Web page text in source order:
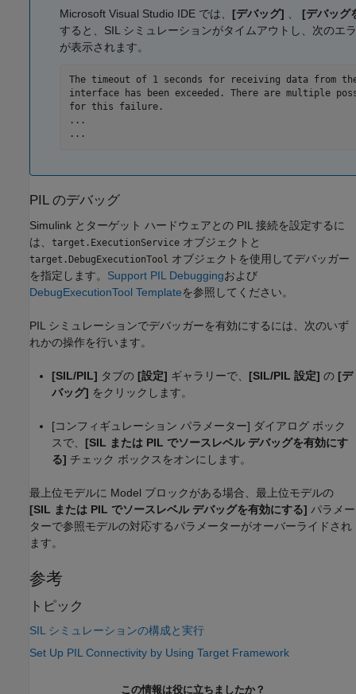
Microsoft Visual Studio IDE では、 [デバッグ] 、 [デバッグ
すると、SIL シミュレーションがタイムアウトし、次のエ
が表示されます。
The timeout of 1 seconds for receiving data from
interface has been exceeded. There are multiple
for this failure.
...
...
PIL のデバッグ
Simulink とターゲット ハードウェアとの PIL 接続を設定するに
は、 target.ExecutionService オブジェクトと
target.DebugExecutionTool
オブジェクトを使用してデバッガー
を指定します。 Support PIL Debuggingおよび
DebugExecutionTool Templateを参照してください。
PIL シミュレーションでデバッガーを有効にするには、次のいず
れかの操作を行います。
[SIL/PIL] タブの [設定] ギャラリーで、 [SIL/PIL 設定] の [デ
バッグ] をクリックします。
[コンフィギュレーション パラメーター] ダイアログ ボック
スで、 [SIL または PIL でソースレベル デバッグを有効にす
る] チェック ボックスをオンにします。
最上位モデルに Model ブロックがある場合、最上位モデルの
[SIL または PIL でソースレベル デバッグを有効にする] パラメー
ターで参照モデルの対応するパラメーターがオーバーライドされ
ます。
参考
トピック
SIL シミュレーションの構成と実行
Set Up PIL Connectivity by Using Target Framework
この情報は役に立ちましたか？